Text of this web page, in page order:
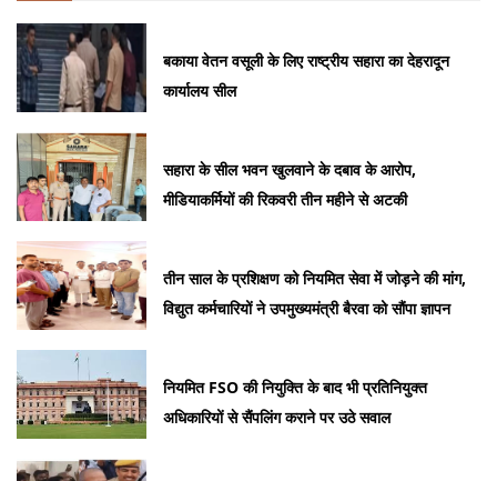
बकाया वेतन वसूली के लिए राष्ट्रीय सहारा का देहरादून
कार्यालय सील
सहारा के सील भवन खुलवाने के दबाव के आरोप,
मीडियाकर्मियों की रिकवरी तीन महीने से अटकी
तीन साल के प्रशिक्षण को नियमित सेवा में जोड़ने की मांग,
विद्युत कर्मचारियों ने उपमुख्यमंत्री बैरवा को सौंपा ज्ञापन
नियमित FSO की नियुक्ति के बाद भी प्रतिनियुक्त
अधिकारियों से सैंपलिंग कराने पर उठे सवाल